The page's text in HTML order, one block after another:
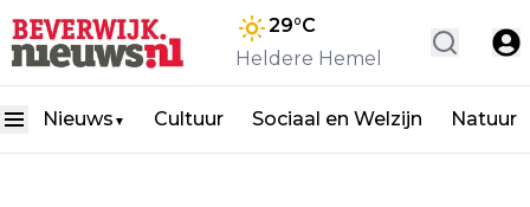
29°C
Heldere Hemel
Nieuws ▼ Cultuur Sociaal en Welzijn Natuur